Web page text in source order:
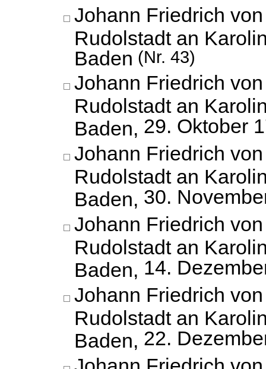
Johann Friedrich
Rudolstadt an
Baden (Nr. 43)
Johann Friedrich
Rudolstadt an
Baden, 29. Oktober
Johann Friedrich
Rudolstadt an
Baden, 30.
Johann Friedrich
Rudolstadt an
Baden, 14.
Johann Friedrich
Rudolstadt an
Baden, 22.